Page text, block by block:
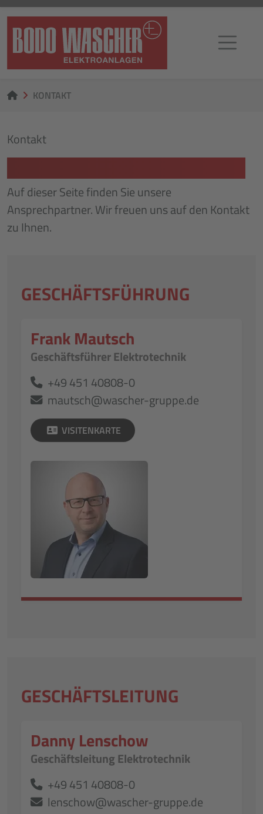
KONTAKT
Kontakt
UNSER KONTAKTBEREICH
Auf dieser Seite finden Sie unsere
Ansprechpartner. Wir freuen uns auf den Kontakt
zu Ihnen.
GESCHÄFTSFÜHRUNG
Frank Mautsch
Geschäftsführer Elektrotechnik
+49 451 40808-0
mautsch@wascher-gruppe.de
VISITENKARTE
GESCHÄFTSLEITUNG
Danny Lenschow
Geschäftsleitung Elektrotechnik
+49 451 40808-0
lenschow@wascher-gruppe.de